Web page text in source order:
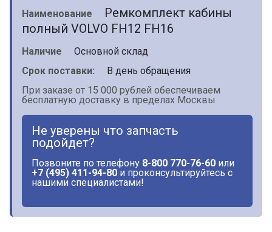
Наименование
Ремкомплект кабины
полный VOLVO FH12 FH16
Наличие
Основной склад
Срок поставки:
В день обращения
При заказе от 15 000 рублей обеспечиваем
бесплатную доставку в пределах Москвы
Не уверены что запчасть
подойдет?
Позвоните по телефону 8-800 770-76-60 или
+7 (495) 411-94-80 и проконсультируйтесь с
нашими специалистами!